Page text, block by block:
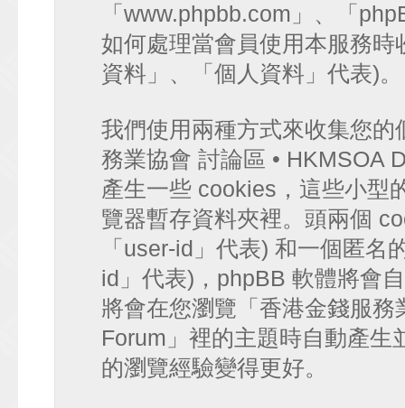
「www.phpbb.com」、「
如何處理當會員使用本服務
資料」、「個人資料」代表)。
我們使用兩種方式來收集您
務業協會 討論區 • HKMSOA
產生一些 cookies，這些小型
覽器暫存資料夾裡。頭兩個
「user-id」代表) 和一個匿
id」代表)，phpBB 軟體將會
將會在您瀏覽「香港金錢服
Forum」裡的主題時自動產生
的瀏覽經驗變得更好。